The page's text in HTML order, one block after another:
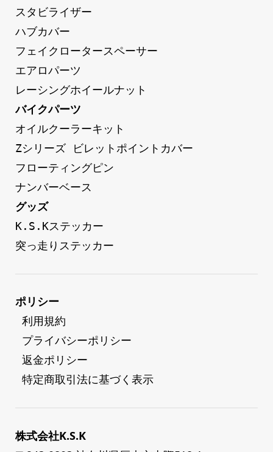
スタビライザー
ハブカバー
フェイクロータースペーサー
エアロパーツ
レーシングホイールナット
バイクパーツ
オイルクーラーキット
Zシリーズ ビレットポイントカバー
フローティングピン
ナンバーベース
グッズ
K.S.Kステッカー
突っ走りステッカー
ポリシー
利用規約
プライバシーポリシー
返金ポリシー
特定商取引法に基づく表示
株式会社K.S.K